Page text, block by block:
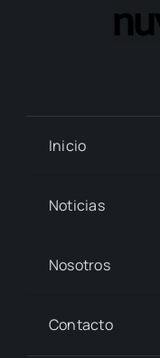
Inicio
Noticias
Nosotros
Contacto